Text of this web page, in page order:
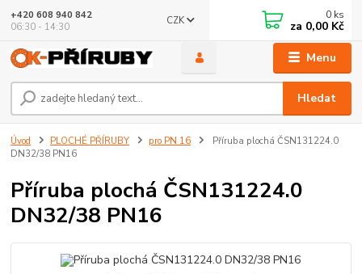
Menu
CZK
Hledat
+420 608 940 842
06:30 - 14:30
0 ks
za 0,00 Kč
Úvod PLOCHÉ PŘÍRUBY pro PN 16
Příruba plochá ČSN131224.0
DN32/38 PN16
Příruba plochá ČSN131224.0
DN32/38 PN16